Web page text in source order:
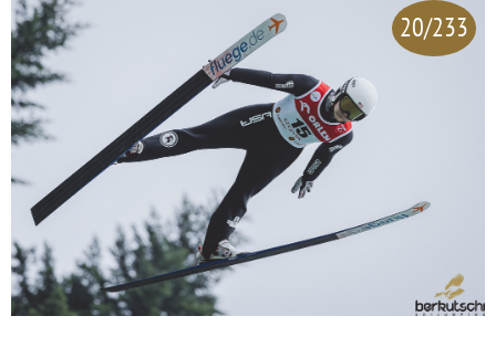
20/233